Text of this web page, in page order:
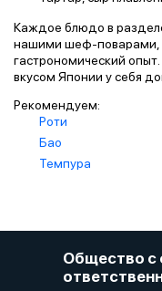
Каждое блюдо в
нашими шеф-поварами,
гастрономический
вкусом Японии у себя
Рекомендуем:
Роти
Бао
Темпура
Общество с